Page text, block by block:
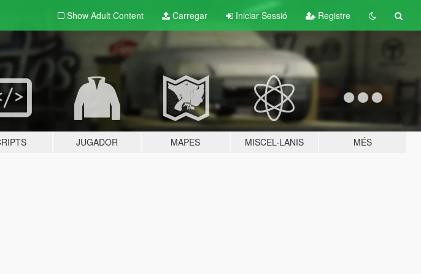
Show Adult Content Carregar Iniciar Sessió Registre
JUGADOR MAPES MISCEL·LANIS MÉS